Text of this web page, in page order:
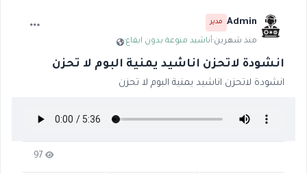
Admin مدير
منذ شهرين·أناشيد منوعة بدون ايقاع·
انشودة لاتحزن اناشيد يمنية البوم لا تحزن
انشودة لاتحزن اناشيد يمنية البوم لا تحزن
97